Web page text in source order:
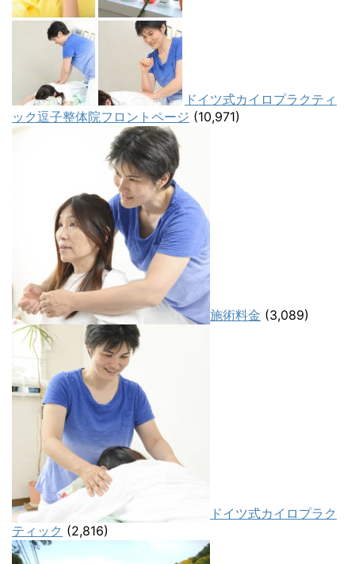
ドイツ式カイロプラクティ
ック逗子整体院フロントページ (10,971)
施術料金 (3,089)
ドイツ式カイロプラク
ティック (2,816)